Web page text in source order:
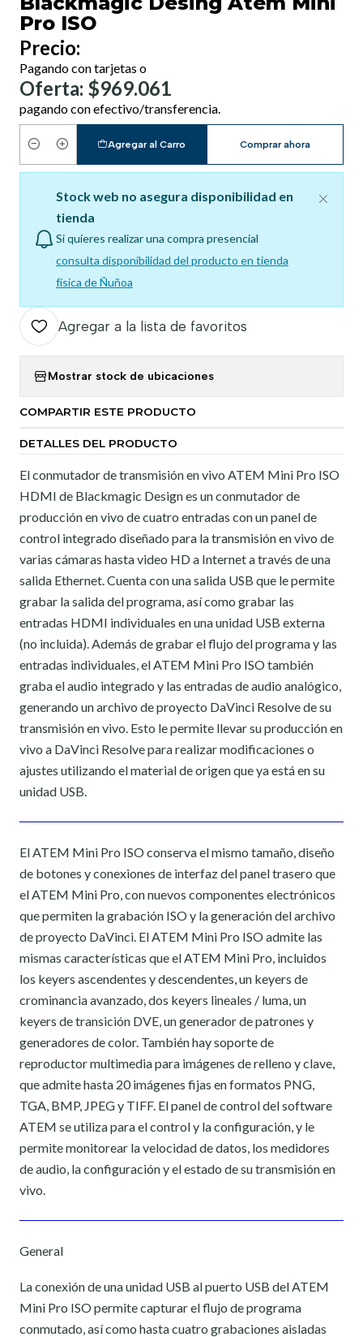
Pro ISO
Precio:
Pagando con tarjetas o
Oferta: $969.061
pagando con efectivo/transferencia.
Cantidad
Agregar al Carro Comprar ahora
Stock web no asegura disponibilidad en
tienda
Si quieres realizar una compra presencial
consulta disponibilidad del producto en tienda
física de Ñuñoa
Agregar a la lista de favoritos
Mostrar stock de ubicaciones
COMPARTIR ESTE PRODUCTO
DETALLES DEL PRODUCTO
El conmutador de transmisión en vivo ATEM Mini Pro ISO
HDMI de Blackmagic Design es un conmutador de
producción en vivo de cuatro entradas con un panel de
control integrado diseñado para la transmisión en vivo de
varias cámaras hasta video HD a Internet a través de una
salida Ethernet. Cuenta con una salida USB que le permite
grabar la salida del programa, así como grabar las
entradas HDMI individuales en una unidad USB externa
(no incluida). Además de grabar el flujo del programa y las
entradas individuales, el ATEM Mini Pro ISO también
graba el audio integrado y las entradas de audio analógico,
generando un archivo de proyecto DaVinci Resolve de su
transmisión en vivo. Esto le permite llevar su producción en
vivo a DaVinci Resolve para realizar modificaciones o
ajustes utilizando el material de origen que ya está en su
unidad USB.
El ATEM Mini Pro ISO conserva el mismo tamaño, diseño
de botones y conexiones de interfaz del panel trasero que
el ATEM Mini Pro, con nuevos componentes electrónicos
que permiten la grabación ISO y la generación del archivo
de proyecto DaVinci. El ATEM Mini Pro ISO admite las
mismas características que el ATEM Mini Pro, incluidos
los keyers ascendentes y descendentes, un keyers de
crominancia avanzado, dos keyers lineales / luma, un
keyers de transición DVE, un generador de patrones y
generadores de color. También hay soporte de
reproductor multimedia para imágenes de relleno y clave,
que admite hasta 20 imágenes fijas en formatos PNG,
TGA, BMP, JPEG y TIFF. El panel de control del software
ATEM se utiliza para el control y la configuración, y le
permite monitorear la velocidad de datos, los medidores
de audio, la configuración y el estado de su transmisión en
vivo.
General
La conexión de una unidad USB al puerto USB del ATEM
Mini Pro ISO permite capturar el flujo de programa
conmutado, así como hasta cuatro grabaciones aisladas